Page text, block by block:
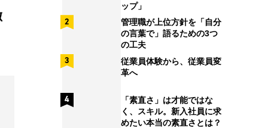
ップ」
管理職が上位方針を「自分
の言葉で」語るための3つ
の工夫
従業員体験から、従業員変
革へ
「素直さ」は才能ではな
く、スキル。新入社員に求
めたい本当の素直さとは？